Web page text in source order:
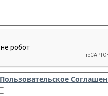
Пользовательское